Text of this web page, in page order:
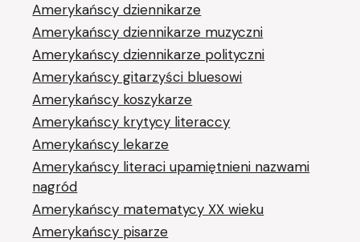
Amerykańscy dziennikarze
Amerykańscy dziennikarze muzyczni
Amerykańscy dziennikarze polityczni
Amerykańscy gitarzyści bluesowi
Amerykańscy koszykarze
Amerykańscy krytycy literaccy
Amerykańscy lekarze
Amerykańscy literaci upamiętnieni nazwami
nagród
Amerykańscy matematycy XX wieku
Amerykańscy pisarze